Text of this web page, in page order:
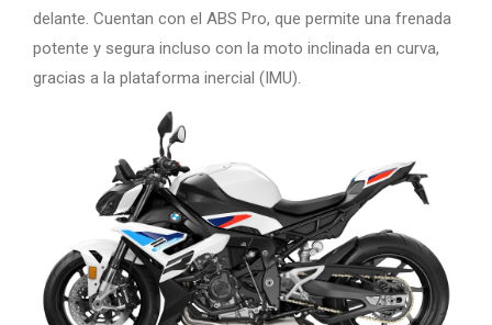
delante. Cuentan con el ABS Pro, que permite una frenada
potente y segura incluso con la moto inclinada en curva,
gracias a la plataforma inercial (IMU).